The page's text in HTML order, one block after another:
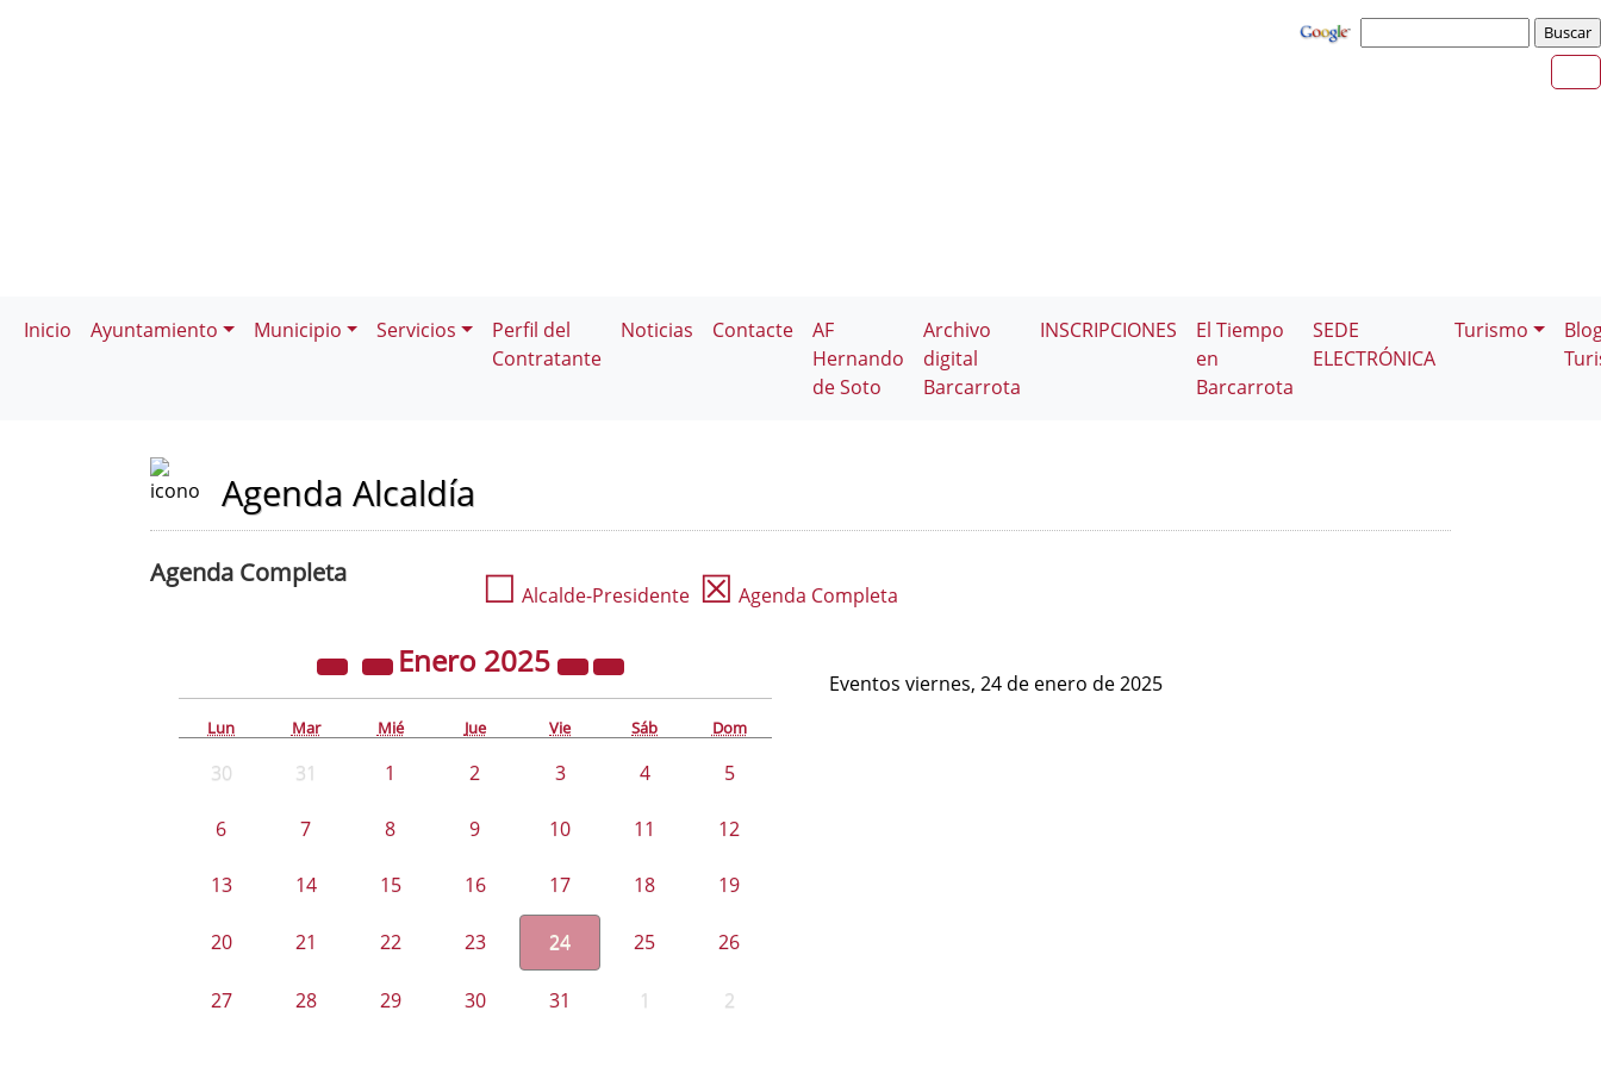
Inicio Ayuntamiento Municipio Servicios
Perfil del
Contratante
Noticias Contacte
AF
Hernando
de Soto
Archivo
digital
Barcarrota
INSCRIPCIONES
El Tiempo
en
Barcarrota
SEDE
ELECTRÓNICA
Turismo
Agenda Alcaldía
Agenda Completa ☐ Alcalde-Presidente ☒ Agenda Completa
Enero 2025
Lun Mar Mié Jue Vie Sáb Dom
30 31 1 2 3 4 5
6 7 8 9 10 11 12
13 14 15 16 17 18 19
20 21 22 23 24 25 26
27 28 29 30 31 1 2
Eventos viernes, 24 de enero de 2025